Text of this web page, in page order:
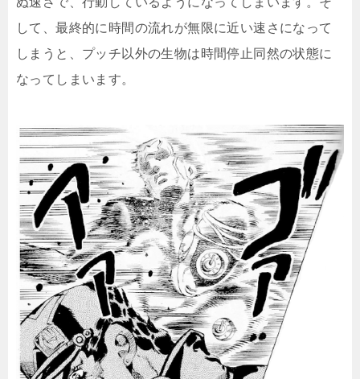
して、最終的に時間の流れが無限に近い速さになって
しまうと、プッチ以外の生物は時間停止同然の状態に
なってしまいます。